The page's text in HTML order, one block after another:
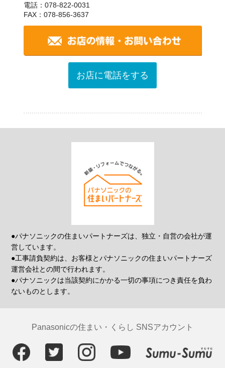
電話：078-822-0031
FAX：078-856-3637
お店に電話をする
●パナソニックの住まいパートナーズは、独立・自営の会社が運
営しています。
●工事請負契約は、お客様とパナソニックの住まいパートナーズ
運営会社との間で行われます。
●パナソニックは当該契約にかかる一切の事項につき責任を負わ
ないものとします。
Panasonicの住まい・くらし SNSアカウント